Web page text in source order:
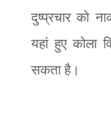
दुष्प्रचार को
यहां हुए कोला
सकता है।